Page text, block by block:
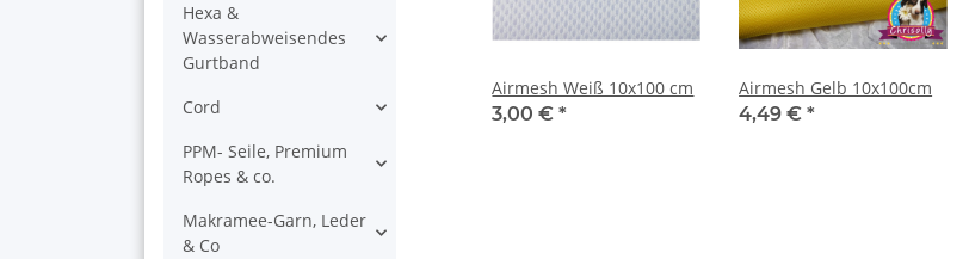
Airmesh Weiß 10x100 cm
3,00 €*
Airmesh Gelb 10x100cm
4,49 €*
Hexa &
Wasserabweisendes
Gurtband
Cord
PPM- Seile, Premium
Ropes & co.
Makramee-Garn, Leder
& Co